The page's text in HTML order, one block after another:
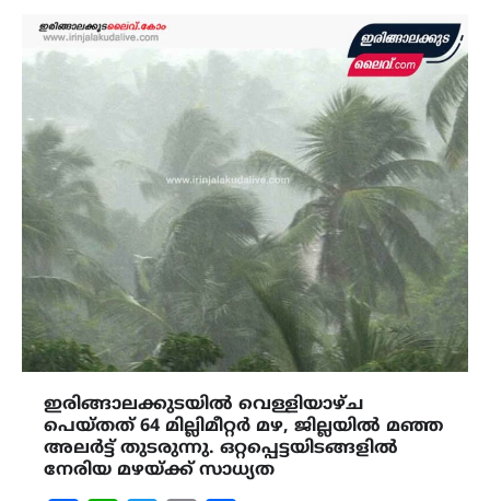
ഇരിങ്ങാലക്കുടയിൽ വെള്ളിയാഴ്ച
പെയ്തത് 64 മില്ലിമീറ്റർ മഴ, ജില്ലയിൽ മഞ്ഞ
അലർട്ട് തുടരുന്നു. ഒറ്റപ്പെട്ടയിടങ്ങളിൽ
നേരിയ മഴയ്ക്ക് സാധ്യത